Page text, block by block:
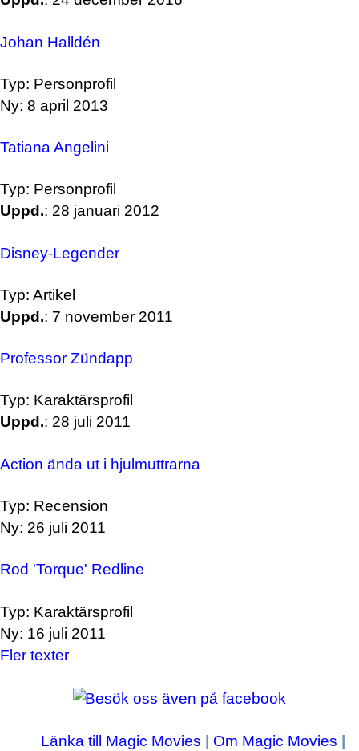
Johan Halldén
Typ: Personprofil
Ny: 8 april 2013
Tatiana Angelini
Typ: Personprofil
Uppd.: 28 januari 2012
Disney-Legender
Typ: Artikel
Uppd.: 7 november 2011
Professor Zündapp
Typ: Karaktärsprofil
Uppd.: 28 juli 2011
Action ända ut i hjulmuttrarna
Typ: Recension
Ny: 26 juli 2011
Rod 'Torque' Redline
Typ: Karaktärsprofil
Ny: 16 juli 2011
Fler texter
Länka till Magic Movies Om Magic Movies